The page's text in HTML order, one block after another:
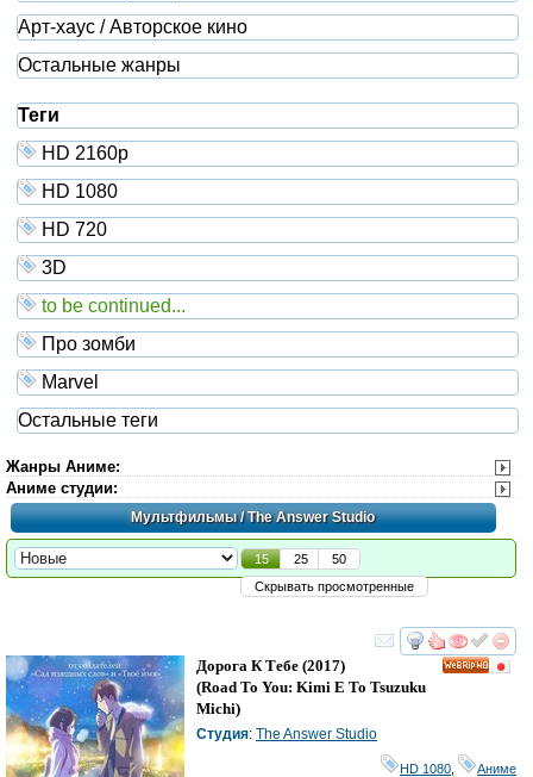
Арт-хаус / Авторское кино
Остальные жанры
Теги
HD 2160р
HD 1080
HD 720
3D
to be continued...
Про зомби
Marvel
Остальные теги
Жанры Аниме:
Аниме студии:
Мультфильмы/ The Answer Studio
15 25
50
Скрывать просмотренные
смотреть
Дорога К Тебе (2017)
(Road To You: Kimi E To Tsuzuku
Michi)
Студия: The Answer Studio
HD 1080 Аниме